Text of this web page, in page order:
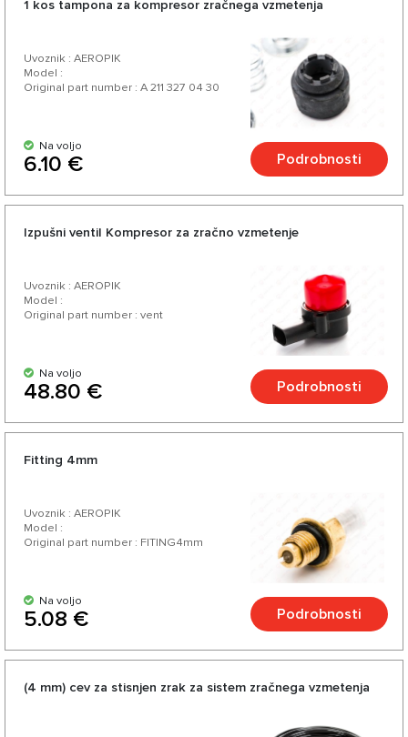
1 kos tampona za kompresor zračnega vzmetenja
Uvoznik : AEROPIK
Model :
Original part number : A 211 327 04 30
Na voljo
6.10 € Podrobnosti
Izpušni ventil Kompresor za zračno vzmetenje
Uvoznik : AEROPIK
Model :
Original part number : vent
Na voljo
48.80 € Podrobnosti
Fitting 4mm
Uvoznik : AEROPIK
Model :
Original part number : FITING4mm
Na voljo
5.08 € Podrobnosti
(4 mm) cev za stisnjen zrak za sistem zračnega vzmetenja